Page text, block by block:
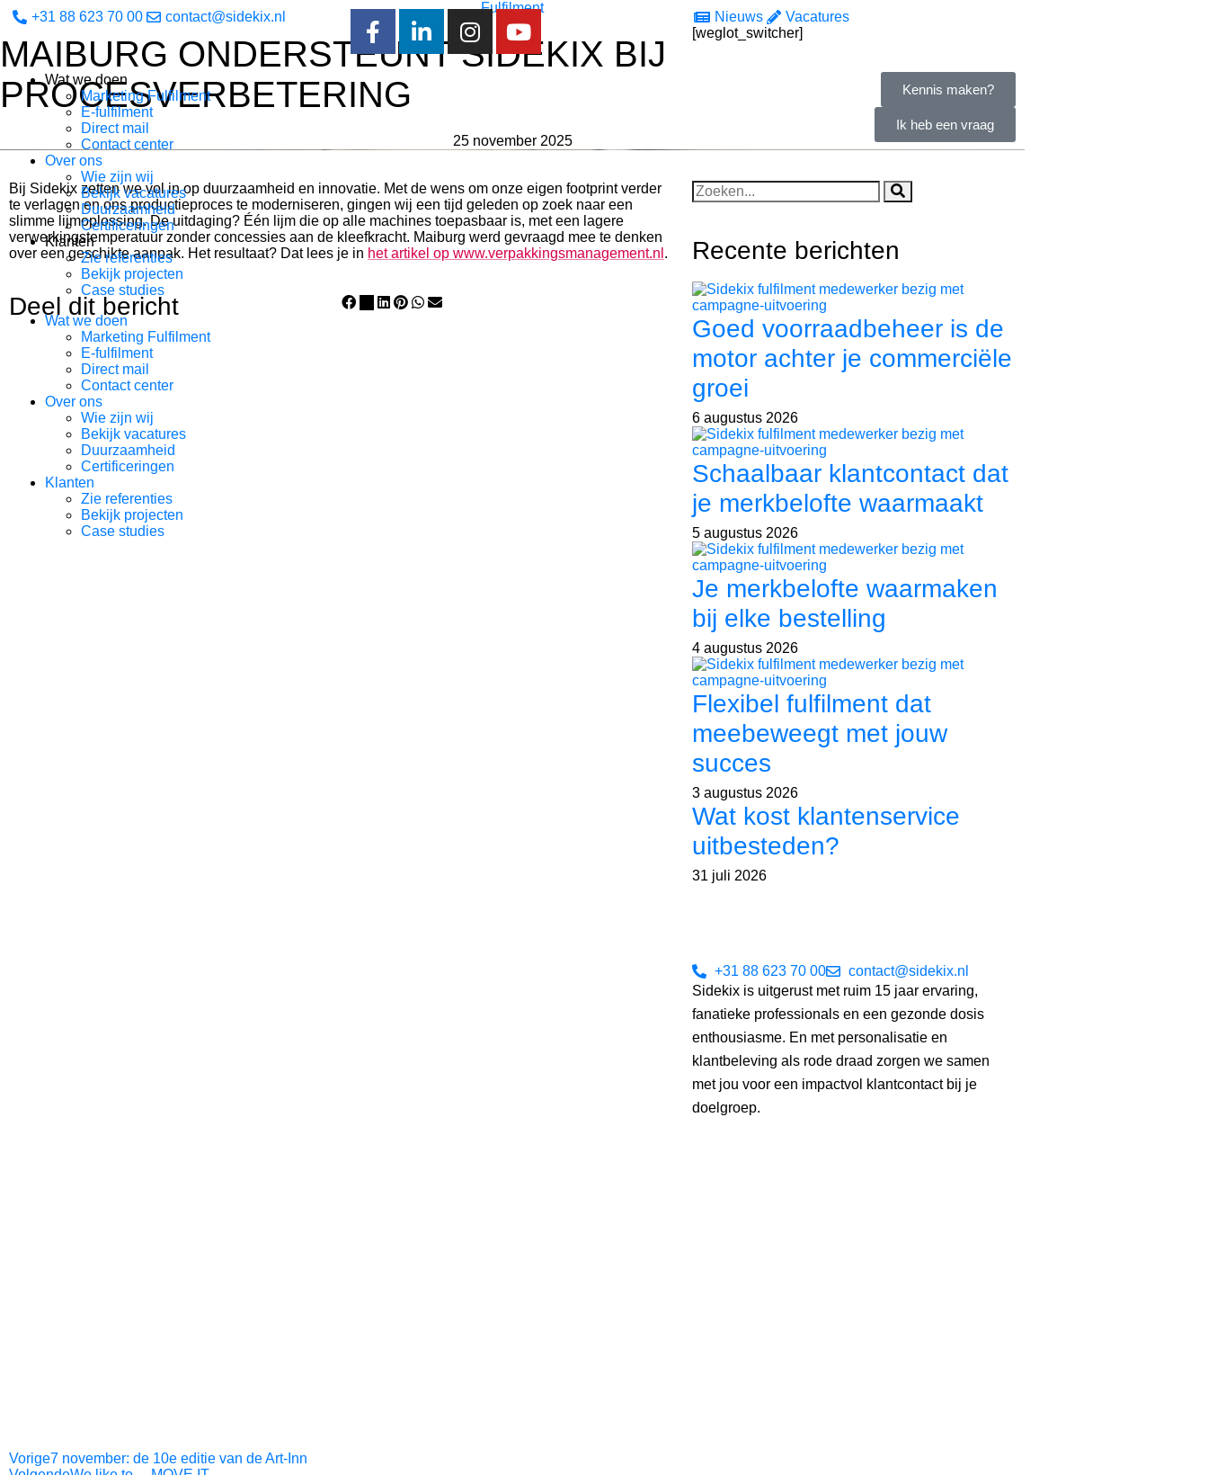
+31 88 623 70 00 contact@sidekix.nl Nieuws
Vacatures
[weglot_switcher]
Wat we doen
Marketing Fulfilment
E-fulfilment
Direct mail
Contact center
Over ons
Wie zijn wij
Bekijk vacatures
Duurzaamheid
Certificeringen
Klanten
Zie referenties
Bekijk projecten
Case studies
Wat we doen
Marketing Fulfilment
E-fulfilment
Direct mail
Contact center
Over ons
Wie zijn wij
Bekijk vacatures
Duurzaamheid
Certificeringen
Klanten
Zie referenties
Bekijk projecten
Case studies
Kennis maken?
Ik heb een vraag
Fulfilment
MAIBURG ONDERSTEUNT SIDEKIX BIJ
PROCESVERBETERING
25 november 2025
Bij Sidekix zetten we vol in op duurzaamheid en innovatie. Met de wens om onze eigen footprint verder
te verlagen en ons productieproces te moderniseren, gingen wij een tijd geleden op zoek naar een
slimme lijmoplossing. De uitdaging? Één lijm die op alle machines toepasbaar is, met een lagere
verwerkingstemperatuur zonder concessies aan de kleefkracht. Maiburg werd gevraagd mee te denken
over een geschikte aanpak. Het resultaat? Dat lees je in het artikel op www.verpakkingsmanagement.nl .
Deel dit bericht
Recente berichten
Goed voorraadbeheer is de
motor achter je commerciële
groei
6 augustus 2026
Schaalbaar klantcontact dat
je merkbelofte waarmaakt
5 augustus 2026
Je merkbelofte waarmaken
bij elke bestelling
4 augustus 2026
Flexibel fulfilment dat
meebeweegt met jouw
succes
3 augustus 2026
Wat kost klantenservice
uitbesteden?
31 juli 2026
+31 88 623 70 00
contact@sidekix.nl
Sidekix is uitgerust met ruim 15 jaar ervaring,
fanatieke professionals en een gezonde dosis
enthousiasme. En met personalisatie en
klantbeleving als rode draad zorgen we samen
met jou voor een impactvol klantcontact bij je
doelgroep.
Vorige7 november: de 10e editie van de Art-Inn